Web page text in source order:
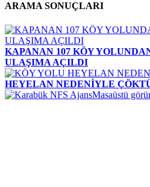
ARAMA SONUÇLARI
KAPANAN 107 KÖY
ULAŞIMA AÇILDI
HEYELAN NEDENİYLE
Masaüstü